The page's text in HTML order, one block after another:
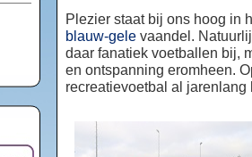
Plezier staat bij ons hoog in
blauw-gele vaandel.
daar fanatiek voetballen bij,
en ontspanning eromheen.
recreatievoetbal al jarenlang